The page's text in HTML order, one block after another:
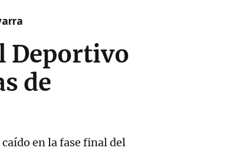
Deportivo
de
en la fase final del